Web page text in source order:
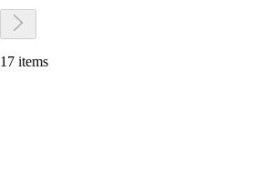
17 items